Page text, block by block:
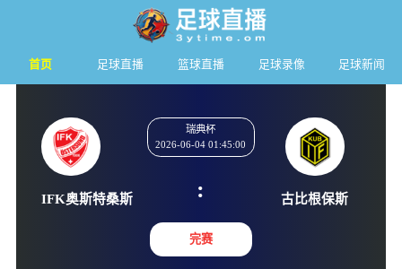
首页 足球直播 篮球直播 足球录像 足球新闻
IFK奥斯特桑斯
瑞典杯
2026-06-04 01:45:00
: